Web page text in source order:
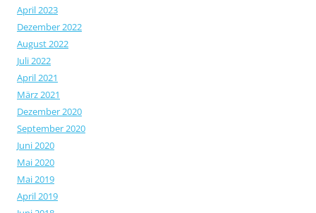
April 2023
Dezember 2022
August 2022
Juli 2022
April 2021
März 2021
Dezember 2020
September 2020
Juni 2020
Mai 2020
Mai 2019
April 2019